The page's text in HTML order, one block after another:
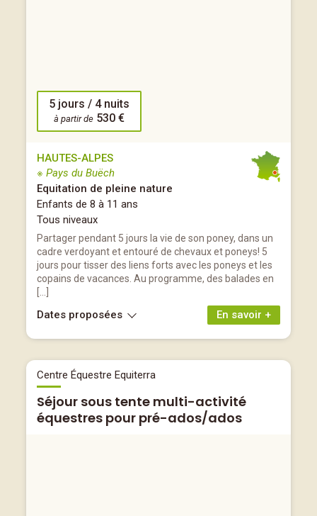
5 jours / 4 nuits
à partir de 530 €
HAUTES-ALPES
※ Pays du Buëch
Equitation de pleine nature
Enfants de 8 à 11 ans
Tous niveaux
Partager pendant 5 jours la vie de son poney, dans un
cadre verdoyant et entouré de chevaux et poneys! 5
jours pour tisser des liens forts avec les poneys et les
copains de vacances. Au programme, des balades en
En savoir +
Dates proposées
Centre Équestre Equiterra
Séjour sous tente multi-activité
équestres pour pré-ados/ados